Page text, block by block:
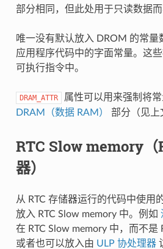
部分相同，但此处用于只读数据而
唯一没有默认放入 DROM 的常量
应用程序代码中的字面常量。这
可执行指令中。
DRAM_ATTR
属性可以用来强制将
DRAM（数据 RAM）
部分（见上
RTC Slow memory（
器）
从 RTC 存储器运行的代码中使用
放入 RTC Slow memory 中。例如
在 RTC Slow memory 中，而不是
或者也可以放入由 ULP 协处理器